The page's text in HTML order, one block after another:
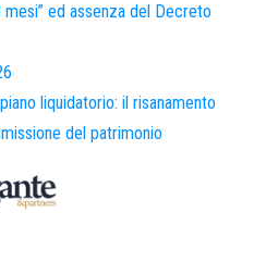
ed assenza del Decreto
liquidatorio: il risanamento
del patrimonio